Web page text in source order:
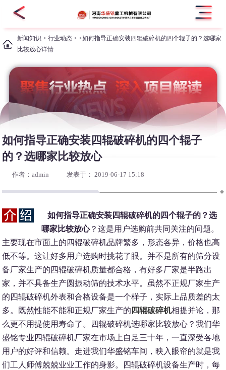
新闻知识 >行业动态 > >如何指导正确安装四辊破碎机的四个辊子的？选哪家
比较放心详情
如何指导正确安装四辊破碎机的四个辊子
的？选哪家比较放心
作者：admin 发表于： 2019-06-17 15:18
如何指导正确安装四辊破碎机的四个辊子的？选
哪家比较放心？这是用户选购前共同关注的问题。
主要现在市面上的四辊破碎机品牌繁多，形态各异，价格也高
低不等。这让好多用户选购时挑花了眼。并不是所有的筛分设
备厂家生产的四辊破碎机质量都合格，有好多厂家是半路出
家，并不具备生产圆振动筛的技术水平。虽然不正规厂家生产
的四辊破碎机外表和合格设备是一个样子，实际上品质差的太
多。既然性能不能和正规厂家生产的 四辊破碎机相提并论，那
么更不用提使用寿命了。四辊破碎机选哪家比较放心？我们华
盛铭专业四辊破碎机厂家在市场上自足三十年，一直深受各地
用户的好评和信赖。走进我们华盛铭车间，映入眼帘的就是我
们工人师傅兢兢业业工作的身影。四辊破碎机设备生产时，每